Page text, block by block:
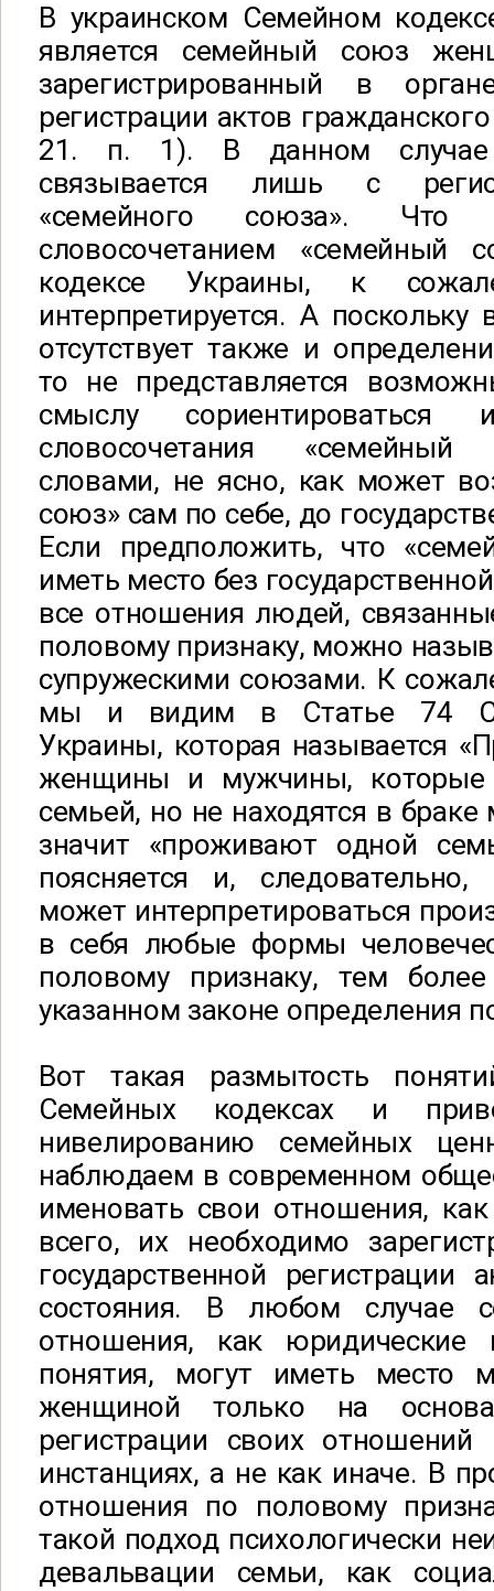
В украинском Семейном
является семейный союз
зарегистрированный в
регистрации актов
21. п. 1). В данном случае
связывается лишь с
«семейного союза». Что
словосочетанием «семейный
кодексе Украины, к
интерпретируется. А поскольку
отсутствует также и
то не представляется
смыслу
словосочетания
словами, не ясно, как может
союз» сам по себе, до
Если предположить, что
иметь место без
все отношения людей,
половому признаку, можно
супружескими союзами. К
мы и видим в Статье 74
Украины, которая называется
женщины и мужчины, которые
семьей, но не находятся в
значит «проживают одной
поясняется и,
может интерпретироваться
в себя любые формы
половому признаку, тем
указанном законе определения
Вот такая размытость
Семейных кодексах и
нивелированию семейных
наблюдаем в современном
именовать свои отношения,
всего, их необходимо
государственной регистрации
состояния. В любом случае
отношения, как юридические
понятия, могут иметь место
женщиной только на
регистрации своих отношений
инстанциях, а не как иначе. В
отношения по половому
такой подход психологически
девальвации семьи, как